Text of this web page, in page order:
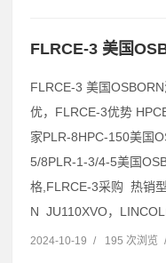
FLRCE-3 美国
FLRCE-3 美国
优，FLRCE-3优势
家PLR-8HPC-150美国
5/8PLR-1-3/4-5美国
格,FLRCE-3采购 热销
N JU110XVO，
2024-10-19 / 195 次浏览 /